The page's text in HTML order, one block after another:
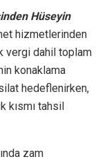
Hüseyin
hizmetlerinden
vergi dahil toplam
konaklama
hedeflenirken,
kısmı tahsil
zam